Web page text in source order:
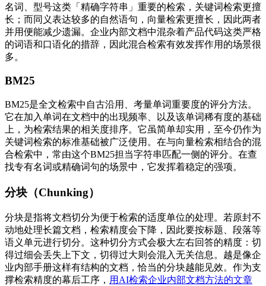
名词、型号这类「精确字符串」重要的检索，关键词检索更擅
长；而同义表达较多的自然语句，向量检索更擅长，因此两者
并用便能减少遗漏。企业内部文档中混杂着产品代码这类严格
的词语和口语化的措辞，因此混合检索有效发挥作用的场景很
多。
BM25
BM25是全文检索中自古沿用、考量单词重要度的评分方法。
它在加入单词在文档中的出现频率、以及该单词稀有度的基础
上，为检索结果的相关度排序。它虽简单却实用，至今仍作为
关键词检索的标准基础被广泛使用。在与向量检索相结合的混
合检索中，常由这个BM25担当字符串匹配一侧的评分。在查
找专有名词或精确词句的场景中，它发挥着稳定的强项。
分块（Chunking）
分块是指将文档切分为便于检索的适度单位的处理。若原封不
动地处理长篇文档，检索精度会下降，因此要按标题、段落等
语义单元进行切分。这种切分方式会极大左右回答的精度：切
得过细会丢失上下文，切得过大则会混入无关信息。越是像企
业内部手册这样有结构的文档，恰当的分块越能见效。作为支
撑检索精度的幕后工序， 用AI检索企业内部文档方法的文章